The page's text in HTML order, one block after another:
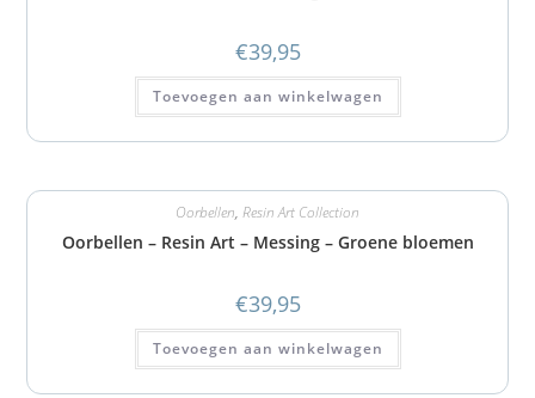
€39,95
Toevoegen aan winkelwagen
Oorbellen, Resin Art Collection
Oorbellen – Resin Art – Messing – Groene bloemen
€39,95
Toevoegen aan winkelwagen